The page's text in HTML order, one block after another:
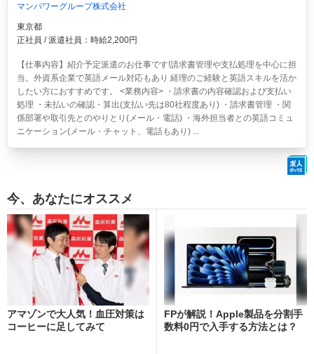
マンパワーグループ株式会社
東京都
正社員 / 派遣社員：時給2,200円
【仕事内容】紹介予定派遣のお仕事です!請求書管理や支払処理を中心に担
当。外資系企業で英語メール対応もあり 経理のご経験と英語スキルを活か
したい方におすすめです。 <業務内容> ・請求書の内容確認および支払い
処理 ・未払いの確認・算出(支払い先は80社程度あり) ・請求書管理 ・関
係部署や取引先とのやりとり(メール・電話) ・海外担当者との英語コミュ
ニケーション(メール・チャット、電話もあり) ...
今、あなたにオススメ
アマゾンで大人気！血圧対策は
コーヒーに足してみて
FPが解説！Apple製品を分割手
数料0円で入手する方法とは？